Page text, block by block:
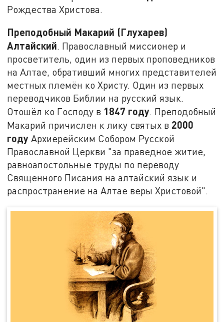
Рождества Христова.
Преподобный Макарий (Глухарев)
Алтайский. Православный миссионер и
просветитель, один из первых проповедников
на Алтае, обративший многих представителей
местных племён ко Христу. Один из первых
переводчиков Библии на русский язык.
Отошёл ко Господу в 1847 году. Преподобный
Макарий причислен к лику святых в 2000
году Архиерейским Собором Русской
Православной Церкви "за праведное житие,
равноапостольные труды по переводу
Священного Писания на алтайский язык и
распространение на Алтае веры Христовой".